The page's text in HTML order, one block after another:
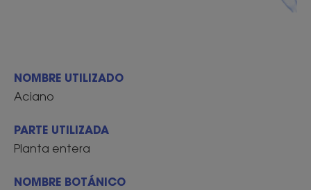
NOMBRE UTILIZADO
Aciano
PARTE UTILIZADA
Planta entera
NOMBRE BOTÁNICO